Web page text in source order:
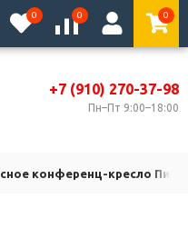
0 0 0
+7 (910) 270-37-98
Пн–Пт 9:00–18:00
конференц-кресло